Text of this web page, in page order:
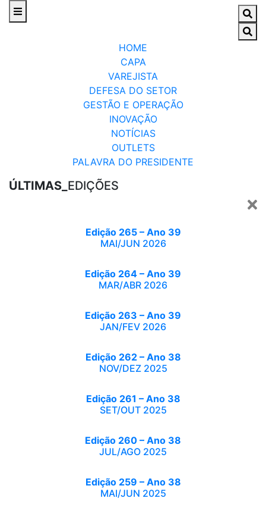
HOME
CAPA
VAREJISTA
DEFESA DO SETOR
GESTÃO E OPERAÇÃO
INOVAÇÃO
NOTÍCIAS
OUTLETS
PALAVRA DO PRESIDENTE
ÚLTIMAS_ EDIÇÕES
Edição 265 – Ano 39
MAI/JUN 2026
Edição 264 – Ano 39
MAR/ABR 2026
Edição 263 – Ano 39
JAN/FEV 2026
Edição 262 – Ano 38
NOV/DEZ 2025
Edição 261 – Ano 38
SET/OUT 2025
Edição 260 – Ano 38
JUL/AGO 2025
Edição 259 – Ano 38
MAI/JUN 2025